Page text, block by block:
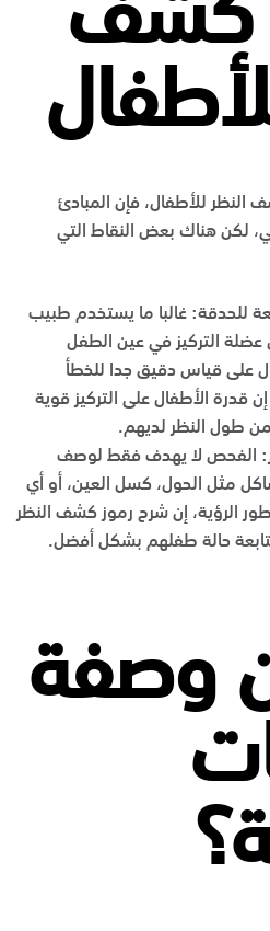
كشف
النظر للأطفال، فإن المبادئ
لكن هناك بعض النقاط التي
للحدقة: غالبا ما يستخدم طبيب
التركيز في عين الطفل
على قياس دقيق جدا للخطأ
قدرة الأطفال على التركيز قوية
طول النظر لديهم.
الفحص لا يهدف فقط لوصف
مثل الحول، كسل العين، أو أي
الرؤية، إن شرح رموز كشف النظر
حالة طفلهم بشكل أفضل.
وصفة